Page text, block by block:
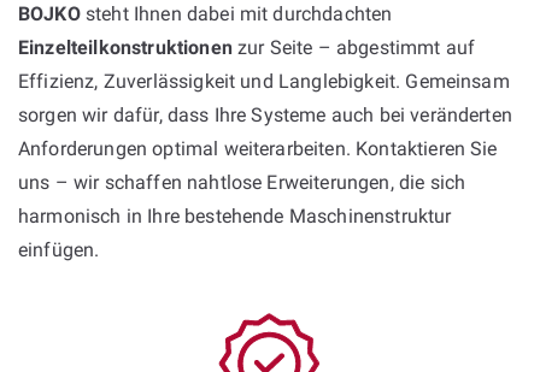
BOJKOsteht Ihnen dabei mit durchdachten
Einzelteilkonstruktionenzur Seite – abgestimmt auf
Effizienz, Zuverlässigkeit und Langlebigkeit. Gemeinsam
sorgen wir dafür, dass Ihre Systeme auch bei veränderten
Anforderungen optimal weiterarbeiten. Kontaktieren Sie
uns – wir schaffen nahtlose Erweiterungen, die sich
harmonisch in Ihre bestehende Maschinenstruktur
einfügen.